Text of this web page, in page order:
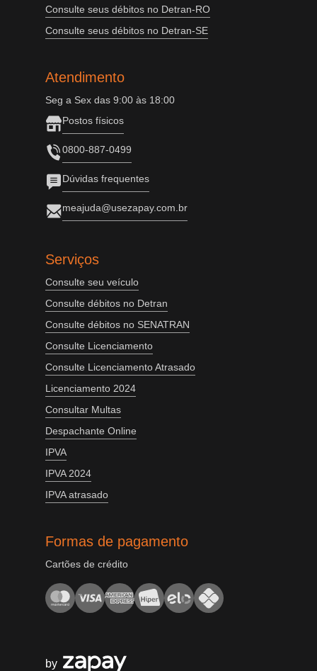
Consulte seus débitos no Detran-RO
Consulte seus débitos no Detran-SE
Atendimento
Seg a Sex das 9:00 às 18:00
Postos físicos
0800-887-0499
Dúvidas frequentes
meajuda@usezapay.com.br
Serviços
Consulte seu veículo
Consulte débitos no Detran
Consulte débitos no SENATRAN
Consulte Licenciamento
Consulte Licenciamento Atrasado
Licenciamento 2024
Consultar Multas
Despachante Online
IPVA
IPVA 2024
IPVA atrasado
Formas de pagamento
Cartões de crédito
by